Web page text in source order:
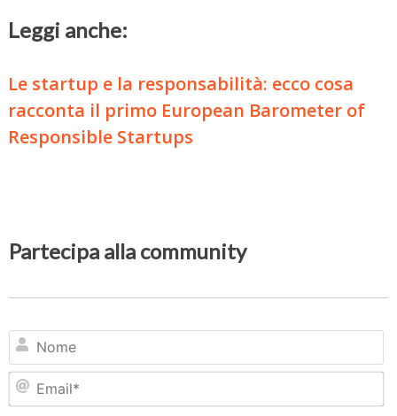
Leggi anche:
Le startup e la responsabilità: ecco cosa
racconta il primo European Barometer of
Responsible Startups
Partecipa alla community